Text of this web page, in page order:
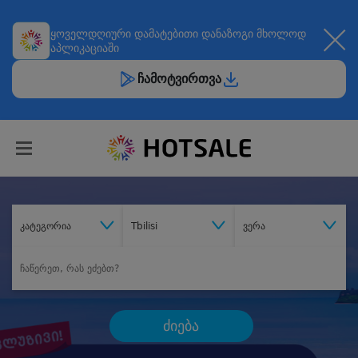
ყოველდღიური დამატებითი დანაზოგი მხოლოდ
აპლიკაციაში
ჩამოტვირთვა
კატეგორია Tbilisi ვერა
ძიება